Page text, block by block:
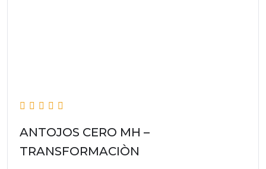
ANTOJOS CERO MH –
TRANSFORMACIÒN